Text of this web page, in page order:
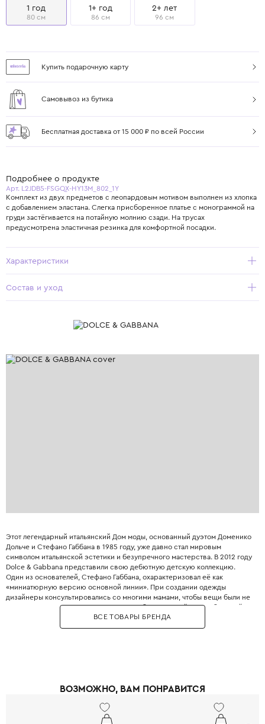
1 год
80 см
1+ год
86 см
2+ лет
96 см
Купить подарочную карту
Самовывоз из бутика
Бесплатная доставка от 15 000 ₽ по всей России
Подробнее о продукте
Арт. L2JDB5-FSGQX-HY13M_802_1Y
Комплект из двух предметов с леопардовым мотивом выполнен из хлопка
с добавлением эластана. Слегка присборенное платье с монограммой на
груди застёгивается на потайную молнию сзади. На трусах
предусмотрена эластичная резинка для комфортной посадки.
Характеристики
Состав и уход
Этот легендарный итальянский Дом моды, основанный дуэтом Доменико
Дольче и Стефано Габбана в 1985 году, уже давно стал мировым
символом итальянской эстетики и безупречного мастерства. В 2012 году
Dolce & Gabbana представили свою дебютную детскую коллекцию.
Один из основателей, Стефано Габбана, охарактеризовал её как
«миниатюрную версию основной линии». При создании одежды
дизайнеры консультировались со многими мамами, чтобы вещи были не
только стильными, но и максимально удобными. Дизайнеры с большой
любовью и вниманием перенесли в детский гардероб все коды
взрослой моды: яркие цветочные принты, благородное кружево,
а главное - сделать его детство по-настоящему незабываемым и
ВСЕ ТОВАРЫ БРЕНДА
ВОЗМОЖНО, ВАМ ПОНРАВИТСЯ